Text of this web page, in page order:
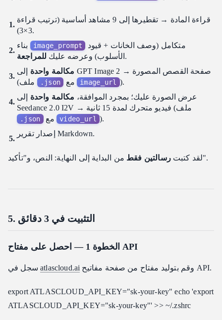
قراءة المادة → تقطيرها إلى 9 مشاهد أساسية (ترتيب قراءة
3×3).
image_prompt
الأسلوب) وعرضه عليك للمراجعة
.
مكالمة واحدة إلى GPT Image 2 → صفحة القصص المصورة
.json image_url
).
عرض الصورة عليك؛ بمجرد الموافقة، مكالمة واحدة إلى
Seedance 2.0 I2V → فيديو متحرك لمدة 15 ثانية (ملف
.json مع video_url ).
إصدار تقرير Markdown.
لقد كتبترسالتين فقط من البداية إلى النهاية: النص، و"تأكيد".
5. التثبيت في 3 دقائق
الخطوة 1 — احصل على مفتاح API
سجل فيatlascloud.ai وقم بتوليد مفتاح من صفحة مفاتيح API.
export ATLASCLOUD_API_KEY="sk-your-key" echo 'export
ATLASCLOUD_API_KEY="sk-your-key"' >> ~/.zshrc